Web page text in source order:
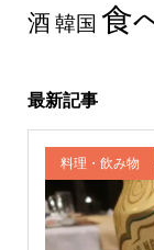
酒韓国 食
最新記事
料理・飲み物